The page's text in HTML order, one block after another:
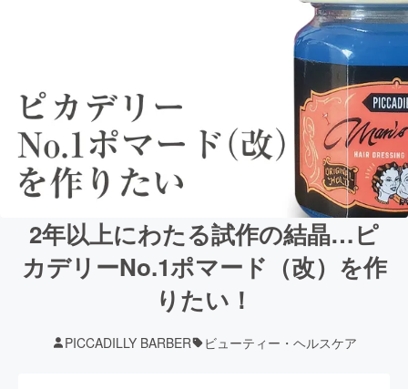
2年以上にわたる試作の結晶…ピ
カデリーNo.1ポマード（改）を作
りたい！
PICCADILLY BARBER ビューティー・ヘルスケア